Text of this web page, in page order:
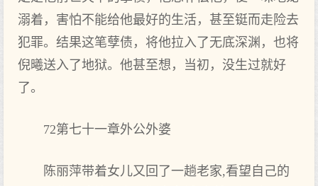
溺着，害怕不能给他最好的生活，甚至铤而走险去
犯罪。结果这笔孽债，将他拉入了无底深渊，也将
倪曦送入了地狱。他甚至想，当初，没生过就好
了。
72第七十一章外公外婆
陈丽萍带着女儿又回了一趟老家,看望自己的